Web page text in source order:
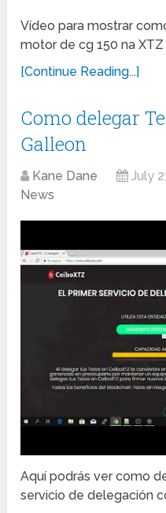
Vídeo para mostrar
motor de cg 150 na XTZ
[Continue Reading...]
Como delegar
Galleon
Kane Dane July
News
Aquí podrás ver como
servicio de delegación